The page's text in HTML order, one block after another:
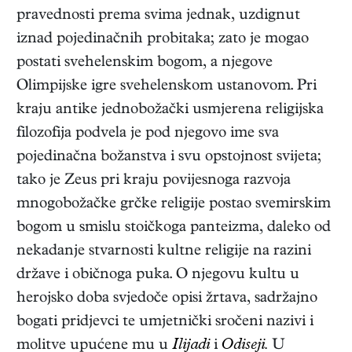
pravednosti prema svima jednak, uzdignut
iznad pojedinačnih probitaka; zato je mogao
postati svehelenskim bogom, a njegove
Olimpijske igre svehelenskom ustanovom. Pri
kraju antike jednobožački usmjerena religijska
filozofija podvela je pod njegovo ime sva
pojedinačna božanstva i svu opstojnost svijeta;
tako je Zeus pri kraju povijesnoga razvoja
mnogobožačke grčke religije postao svemirskim
bogom u smislu stoičkoga panteizma, daleko od
nekadanje stvarnosti kultne religije na razini
države i običnoga puka. O njegovu kultu u
herojsko doba svjedoče opisi žrtava, sadržajno
bogati pridjevci te umjetnički sročeni nazivi i
molitve upućene mu u Ilijadii Odiseji. U